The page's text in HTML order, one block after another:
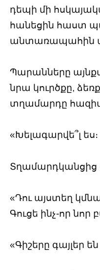
դեպի մի
հանեցին հաստ
անտառապահին
Պարանները
նրա կուրծքը,
տղամարդը հազիվ
«Խելագարվե՞լ
Տղամարդկանցից
«Դու այստեղ
Գուցե ինչ-որ նոր
«Գիշերը գայլեր